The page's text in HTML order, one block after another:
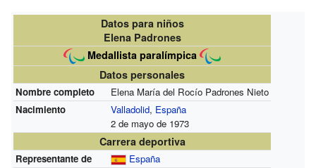
Datos para niños
Elena Padrones
Medallista paralímpica
Datos personales
Nombre completo
Elena María del Rocío Padrones Nieto
Nacimiento
Valladolid, España
2 de mayo de 1973
Carrera deportiva
Representante de
España